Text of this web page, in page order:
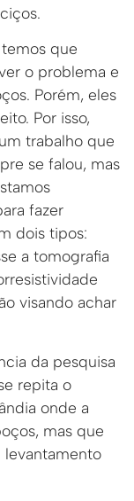
temos que
o problema e
Porém, eles
Por isso,
trabalho que
se falou, mas
fazer
dois tipos:
a tomografia
visando achar
da pesquisa
repita o
onde a
mas que